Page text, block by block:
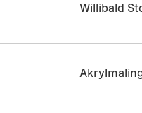
Willibald